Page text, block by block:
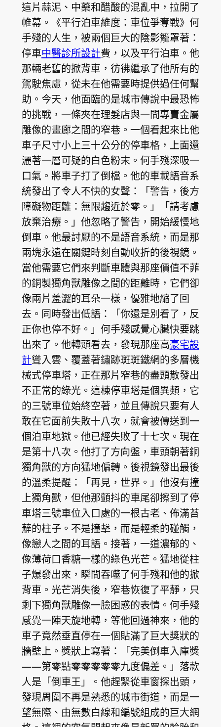
這片蒜泥、中藥和醋酸的混亂中，拉開了
帷幕。《平行泊車維度：車位爭奪戰》何
手殘的人生，被兩個巨大的陰影籠罩著：
停車中醫診所設計費，以及平行泊車。他
那輛老舊的掀背車，彷彿繼承了他所有的
駕駛焦慮，從未在他需要時提供過任何幫
助。今天，他面臨的是城市傳說中最恐怖
的挑戰，一條夾在理髮店與一間專賣金屬
雕像的畫廊之間的窄巷。一個看起來比他
車子尺寸小上三十公分的停車格，上面還
灑著一層可疑的白色粉末。何手殘深吸一
口氣。將車子打了倒檔。他的車載語音系
統發出了令人不快的女聲：「警告，後方
障礙物距離：無限趨近於零。」「請考慮
放棄治療。」他忽略了警告，開始緩慢地
倒車。他最討厭的不是語音系統，而是那
兩塊永遠在關鍵時刻自動收折的後視鏡。
當他需要它們來判斷車體與那座價值不菲
的銅製獨角獸雕像之間的距離時，它們卻
像兩片羞澀的耳朵一樣，優雅地縮了回
去。同時發出低語：「你還是別看了，反
正你也停不好。」何手殘感覺心臟快要跳
出來了。他轉頭看去，發現那座高豪宅設
計聳入雲、覆蓋著鏽跡斑斑鐵網的多層機
械式停車塔，正在那片窄巷的盡頭散發出
不正常的綠光。這棟停車塔是個異類，它
的三號車位始終空著，並且傳說只要有人
敢在它面前失敗十八次，就會被傳送到一
個泊車地獄。他已經失敗了十七次。現在
是第十八次。他打了方向盤，車頭朝著銅
獨角獸的方向猛地偏轉。後視鏡發出最後
的溫柔提醒：「再見，世界。」他沒有撞
上獨角獸，但他那顫抖的車尾卻擦到了停
車塔三號車位入口處的一根古老、佈滿苔
蘚的柱子。不是撞擊，而是輕柔的碰觸，
像戀人之間的耳語。接著，一道濃郁的、
像薄荷口香糖一樣的綠色光芒。猛地從柱
子爆發出來，瞬間吞噬了何手殘和他的掀
背車。光芒消失後，窄巷恢復了平靜，只
剩下獨角獸雕像一臉困惑的表情。何手殘
感覺一陣天旋地轉，等他回過神來，他的
車子竟然垂直停在一個貼滿了巨大獎狀的
牆壁上。獎狀上寫著：「完美倒車入庫獎
——第零點零零零零零九度偏差。」落款
人是「倒車王」。他趕緊從車窗探出頭，
發現周圍不再是熟悉的城市街道，而是一
望無際、由無數白線和編號組成的巨大網